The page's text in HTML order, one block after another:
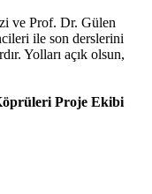
ve Prof. Dr. Gülen
ile son derslerini
Yolları açık olsun,
Proje Ekibi